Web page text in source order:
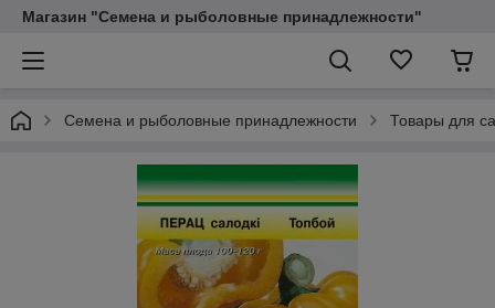
Магазин "Семена и рыболовные принадлежности"
Семена и рыболовные принадлежности Товары для